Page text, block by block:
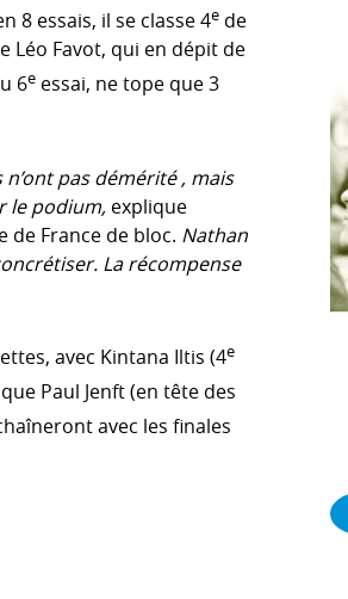
8 essais, il se classe 4e de
Léo Favot, qui en dépit de
6e essai, ne tope que 3
pas démérité , mais
le podium, explique
de France de bloc. Nathan
La récompense
avec Kintana Iltis (4e
Paul Jenft (en tête des
avec les finales